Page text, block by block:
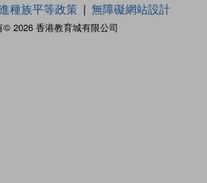
© 2026 香港教育城有限公司
種族平等政策 無障礙網站設計